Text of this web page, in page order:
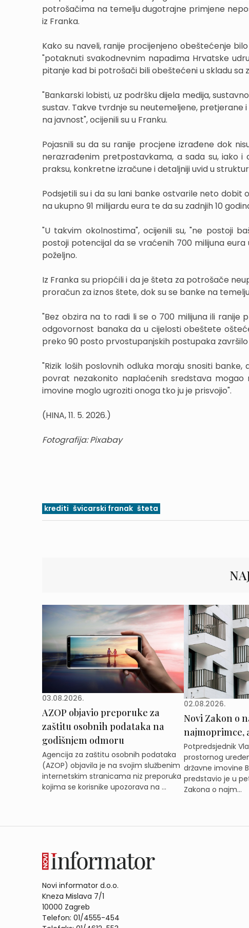
potrošačima na temelju dugotrajne primjene
iz Franka.
Kako su naveli, ranije procijenjeno obeštećenje
"potaknuti svakodnevnim napadima Hrvatske
pitanje kad bi potrošači bili obeštećeni u skladu sa
"Bankarski lobisti, uz podršku dijela medija,
sustav. Takve tvrdnje su neutemeljene, pretjerane
na javnost", ocijenili su u Franku.
Pojasnili su da su ranije procjene izrađene dok
nerazrađenim pretpostavkama, a sada su, iako i
praksu, konkretne izračune i detaljniji uvid u
Podsjetili su i da su lani banke ostvarile neto dobit
na ukupno 91 milijardu eura te da su zadnjih 10
"U takvim okolnostima", ocijenili su, "ne postoji
postoji potencijal da se vraćenih 700 milijuna
poželjno.
Iz Franka su priopćili i da je šteta za potrošače
proračun za iznos štete, dok su se banke na
"Bez obzira na to radi li se o 700 milijuna ili ranije
odgovornost banaka da u cijelosti obeštete
preko 90 posto prvostupanjskih postupaka
"Rizik loših poslovnih odluka moraju snositi
povrat nezakonito naplaćenih sredstava
imovine moglo ugroziti onoga tko ju je prisvojio".
(HINA, 11. 5. 2026.)
Fotografija: Pixabay
krediti švicarski franak šteta
03.08.2026.
AZOP objavio preporuke za
zaštitu osobnih podataka na
godišnjem odmoru
Agencija za zaštitu osobnih podataka
(AZOP) objavila je na svojim službenim
internetskim stranicama niz preporuka
kojima se korisnike upozorava na ...
02.08.2026.
Novi Zakon o
najmoprimce,
Potpredsjednik
prostornog
državne imovine
predstavio je u
Zakona o najm...
Novi informator d.o.o.
Kneza Mislava 7/1
10000 Zagreb
Telefon: 01/4555-454